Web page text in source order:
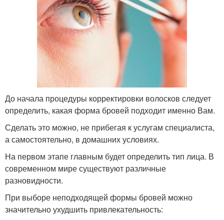
До начала процедуры корректировки волосков следует
определить, какая форма бровей подходит именно Вам.
Сделать это можно, не прибегая к услугам специалиста,
а самостоятельно, в домашних условиях.
На первом этапе главным будет определить тип лица. В
современном мире существуют различные
разновидности.
При выборе неподходящей формы бровей можно
значительно ухудшить привлекательность: